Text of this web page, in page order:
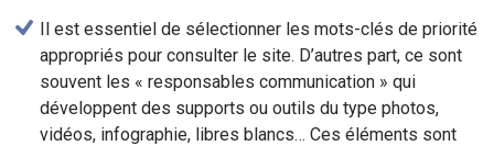
Il est essentiel de sélectionner les mots-clés de priorité
appropriés pour consulter le site. D’autres part, ce sont
souvent les « responsables communication » qui
développent des supports ou outils du type photos,
vidéos, infographie, libres blancs… Ces éléments sont